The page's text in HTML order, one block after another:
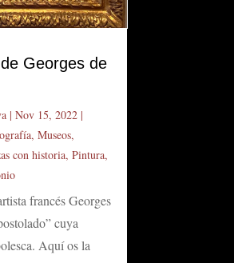
Georges de
| Nov 15, 2022|
, Museos,
con historia, Pintura,
francés Georges
cuya
Aquí os la